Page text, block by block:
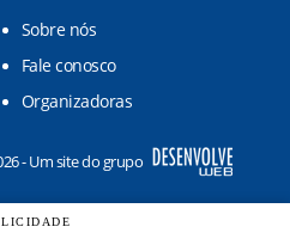
Sobre nós
Fale conosco
Organizadoras
- Um site do grupo